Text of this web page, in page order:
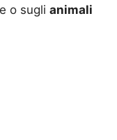
o sugli animali